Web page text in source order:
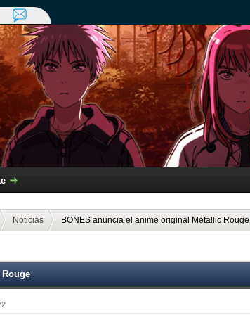
Noticias BONES anuncia el anime original Metallic Rouge